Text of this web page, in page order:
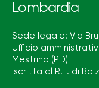
Lombardia
Sede legale: Via
Ufficio
Mestrino (PD)
Iscritta al R. I. di